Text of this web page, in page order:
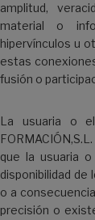
amplitud,
material o
hipervínculos u
estas
fusión o
La usuaria o
que la usuaria
disponibilidad
o a
precisión o